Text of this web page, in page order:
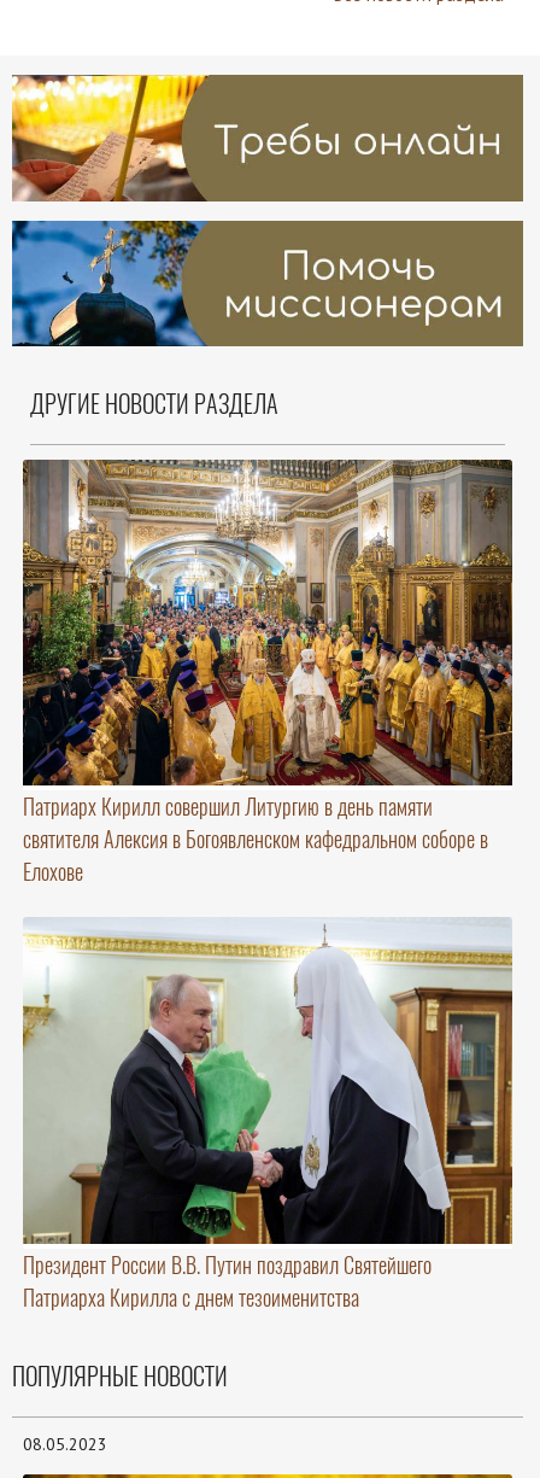
ДРУГИЕ НОВОСТИ РАЗДЕЛА
Патриарх Кирилл совершил Литургию в день памяти
святителя Алексия в Богоявленском кафедральном соборе в
Елохове
Президент России В.В. Путин поздравил Святейшего
Патриарха Кирилла с днем тезоименитства
ПОПУЛЯРНЫЕ НОВОСТИ
08.05.2023